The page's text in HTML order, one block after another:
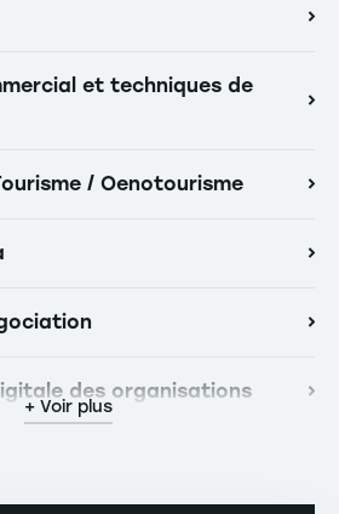
et techniques de
/ Oenotourisme
des organisations
+ Voir plus